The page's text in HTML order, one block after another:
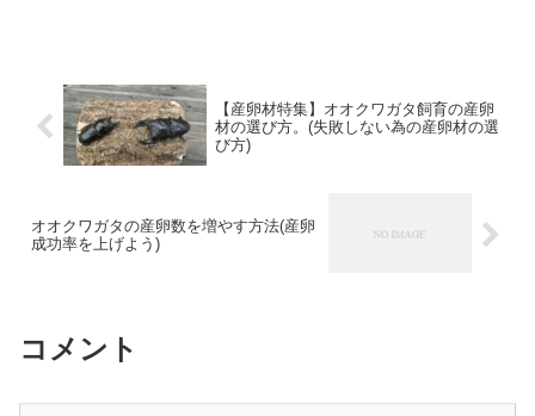
【産卵材特集】オオクワガタ飼育の産卵
材の選び方。(失敗しない為の産卵材の選
び方)
オオクワガタの産卵数を増やす方法(産卵
成功率を上げよう)
コメント